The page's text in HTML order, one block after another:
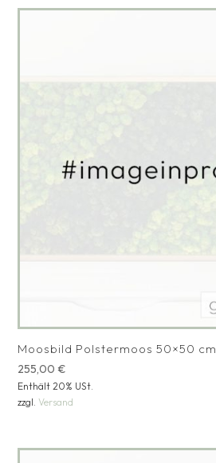
Moosbild Polstermoos 50×50 cm
255,00€
Enthält 20% USt.
zzgl.Versand